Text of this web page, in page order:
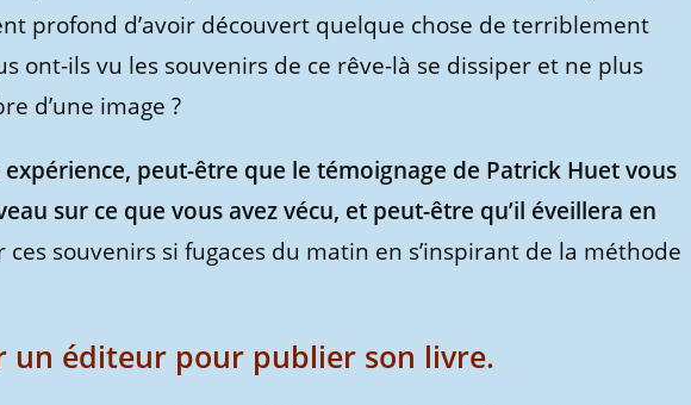
profond d’avoir découvert quelque chose de terriblement
ont-ils vu les souvenirs de ce rêve-là se dissiper et ne plus
d’une image ?
peut-être que le témoignage de Patrick Huet vous
sur ce que vous avez vécu, et peut-être qu’il éveillera en
ces souvenirs si fugaces du matin en s’inspirant de la méthode
un éditeur pour publier son livre.